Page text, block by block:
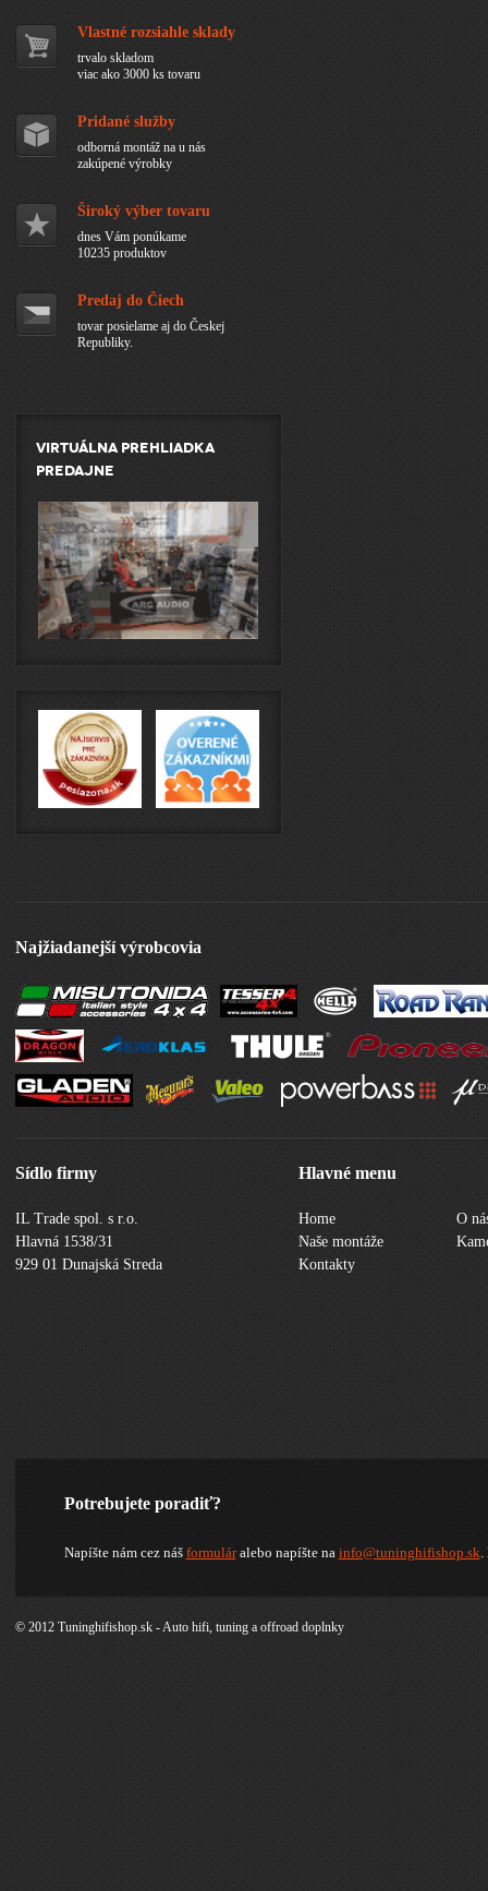
Vlastné rozsiahle sklady
trvalo skladom
viac ako 3000 ks tovaru
Pridané služby
odborná montáž na u nás
zakúpené výrobky
Široký výber tovaru
dnes Vám ponúkame
10235 produktov
Predaj do Čiech
tovar posielame aj do Českej
Republiky.
Virtuálna prehliadka
predajne
Najžiadanejší výrobcovia
Sídlo firmy
IL Trade spol. s r.o.
Hlavná 1538/31
929 01 Dunajská Streda
Hlavné menu
Home
O
Naše montáže
Kontakty
Potrebujete poradiť?
Napíšte nám cez náš formuláralebo napíšte na info@tuninghifishop.sk.
© 2012 Tuninghifishop.sk - Auto hifi, tuning a offroad doplnky